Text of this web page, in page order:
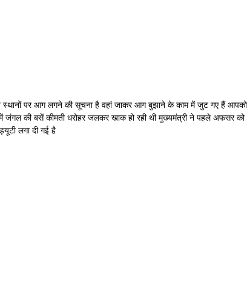
स्थानों पर आग लगने की सूचना है वहां जाकर आग बुझाने के काम में जुट गए हैं आपको
की बसें कीमती धरोहर जलकर खाक हो रही थी मुख्यमंत्री ने पहले अफसर को
लगा दी गई है